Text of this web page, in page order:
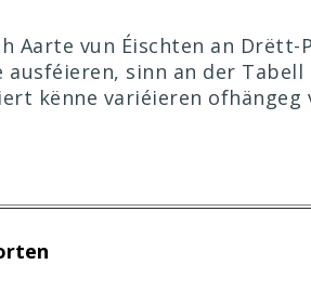
Aarte vun Éischten an
ausféieren, sinn an der
kënne variéieren